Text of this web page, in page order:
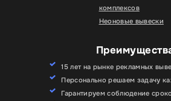
комплексов
Неоновые вывески
15 лет на рынке рекламных
Персонально решаем задачу
Гарантируем соблюдение